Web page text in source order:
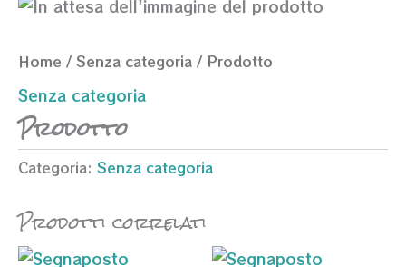
Home / Senza categoria / Prodotto
Senza categoria
Prodotto
Categoria: Senza categoria
Prodotti correlati